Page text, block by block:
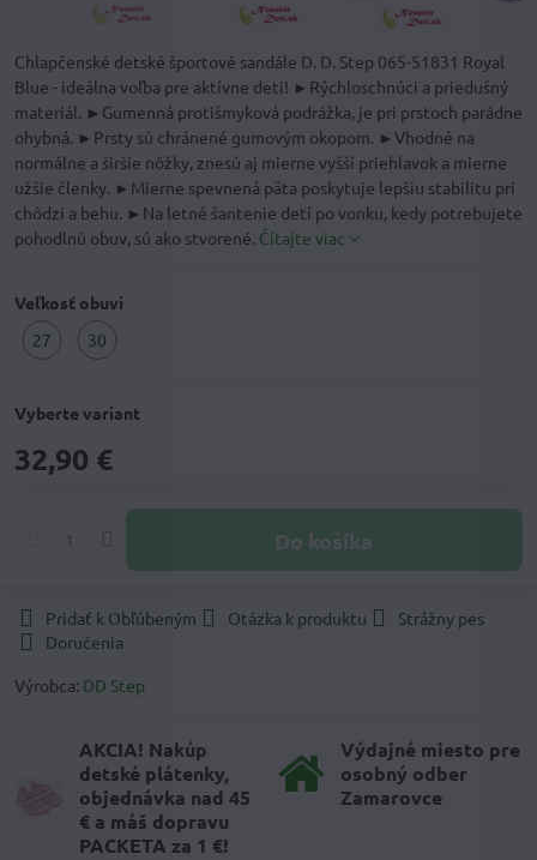
Chlapčenské detské športové sandále D. D. Step 065-51831 Royal
Blue - ideálna voľba pre aktívne deti! ►Rýchloschnúci a priedušný
materiál. ►Gumenná protišmyková podrážka, je pri prstoch parádne
ohybná. ►Prsty sú chránené gumovým okopom. ►Vhodné na
normálne a širšie nôžky, znesú aj mierne vyšší priehlavok a mierne
užšie členky. ►Mierne spevnená päta poskytuje lepšiu stabilitu pri
chôdzi a behu. ►Na letné šantenie detí po vonku, kedy potrebujete
pohodlnú obuv, sú ako stvorené. Čítajte viac
Veľkosť obuvi
27
30
Vyberte variant
32,90 €
Do košíka
Pridať k Obľúbeným Otázka k produktu
Strážny pes
Doručenia
Výrobca: DD Step
AKCIA! Nakúp
detské plátenky,
objednávka nad 45
€ a máš dopravu
PACKETA za 1 €!
Výdajné miesto pre
osobný odber
Zamarovce